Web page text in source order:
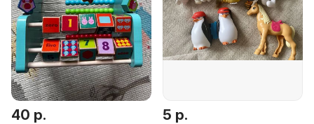
40 р. 5 р.